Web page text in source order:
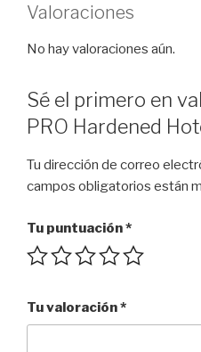
Valoraciones
No hay valoraciones aún.
Sé el primero en
PRO Hardened
Tu dirección de correo
campos obligatorios están
Tu puntuación*
Tu valoración*